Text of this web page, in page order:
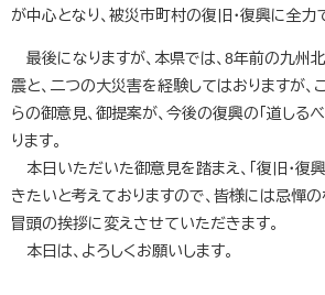
が中心となり、被災市町村の復旧・復興に全力
最後になりますが、本県では、8年前の九州
震と、二つの大災害を経験してはおりますが
らの御意見、御提案が、今後の復興の「道しる
ります。
本日いただいた御意見を踏まえ、「復旧・復
きたいと考えておりますので、皆様には忌憚の
冒頭の挨拶に変えさせていただきます。
本日は、よろしくお願いします。